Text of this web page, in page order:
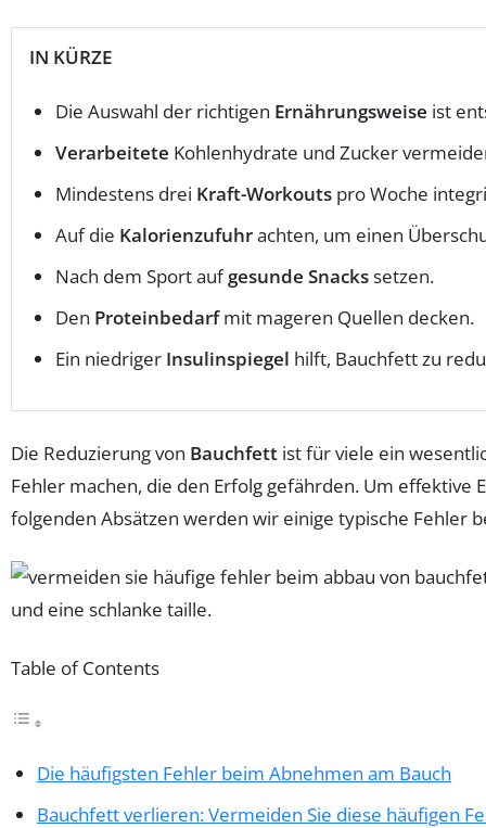
IN KÜRZE
Die Auswahl der richtigen Ernährungsweise ist
Verarbeitete Kohlenhydrate und Zucker
Mindestens drei Kraft-Workouts pro Woche
Auf die Kalorienzufuhrachten, um einen
Nach dem Sport aufgesunde Snackssetzen.
Den Proteinbedarfmit mageren Quellen decken.
Ein niedriger Insulinspiegel hilft, Bauchfett zu
Die Reduzierung von Bauchfett ist für viele ein
Fehler machen, die den Erfolg gefährden. Um effektive
folgenden Absätzen werden wir einige typische Fehler
Table of Contents
Die häufigsten Fehler beim Abnehmen am Bauch
Bauchfett verlieren: Vermeiden Sie diese häufigen